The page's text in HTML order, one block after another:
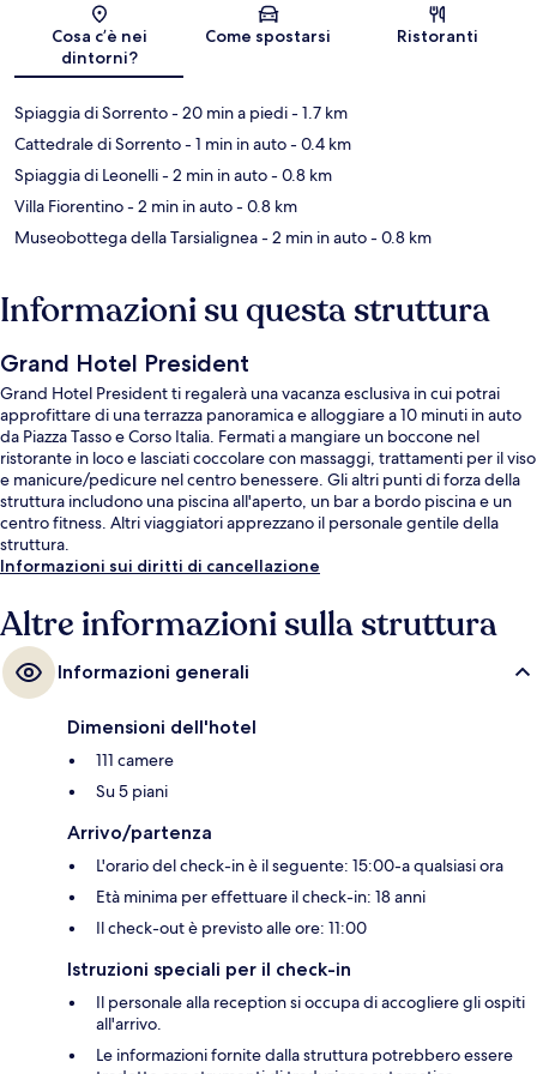
Mappa
Cosa c’è nei
dintorni?
Come spostarsi Ristoranti
Spiaggia di Sorrento- 20 min a piedi- 1.7 km
Cattedrale di Sorrento- 1 min in auto- 0.4 km
Spiaggia di Leonelli- 2 min in auto- 0.8 km
Villa Fiorentino- 2 min in auto- 0.8 km
Museobottega della Tarsialignea- 2 min in auto- 0.8 km
Informazioni su questa struttura
Grand Hotel President
Grand Hotel President ti regalerà una vacanza esclusiva in cui potrai
approfittare di una terrazza panoramica e alloggiare a 10 minuti in auto
da Piazza Tasso e Corso Italia. Fermati a mangiare un boccone nel
ristorante in loco e lasciati coccolare con massaggi, trattamenti per il viso
e manicure/pedicure nel centro benessere. Gli altri punti di forza della
struttura includono una piscina all'aperto, un bar a bordo piscina e un
centro fitness. Altri viaggiatori apprezzano il personale gentile della
struttura.
Informazioni sui diritti di cancellazione
Altre informazioni sulla struttura
Informazioni generali
Dimensioni dell'hotel
111 camere
Su 5 piani
Arrivo/partenza
L'orario del check-in è il seguente: 15:00-a qualsiasi ora
Età minima per effettuare il check-in: 18 anni
Il check-out è previsto alle ore: 11:00
Istruzioni speciali per il check-in
Il personale alla reception si occupa di accogliere gli ospiti
all'arrivo.
Le informazioni fornite dalla struttura potrebbero essere